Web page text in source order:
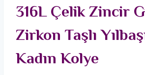
316L Çelik Zincir
Zirkon Taşlı
Kadın Kolye